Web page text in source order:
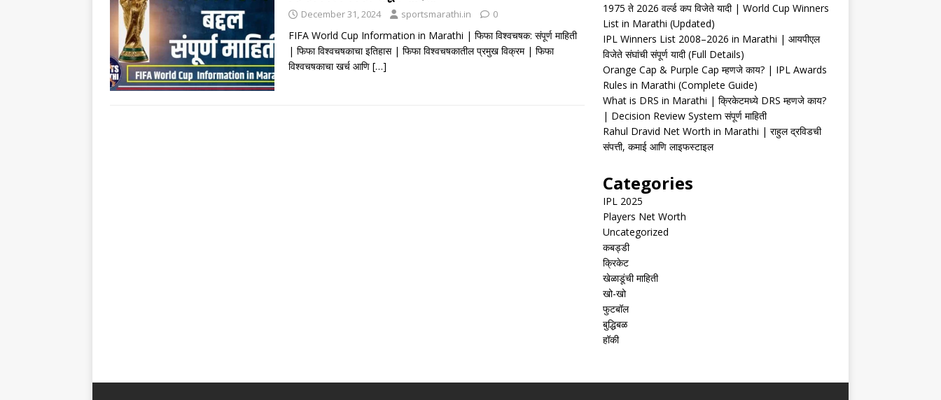
December 31, 2024 sportsmarathi.in 0
FIFA World Cup Information in Marathi | फिफा विश्वचषक: संपूर्ण माहिती
| फिफा विश्वचषकाचा इतिहास | फिफा विश्वचषकातील प्रमुख विक्रम | फिफा
विश्वचषकाचा खर्च आणि […]
1975 ते 2026 वर्ल्ड कप विजेते यादी | World Cup Winners
List in Marathi (Updated)
IPL Winners List 2008–2026 in Marathi | आयपीएल
विजेते संघांची संपूर्ण यादी (Full Details)
Orange Cap & Purple Cap म्हणजे काय? | IPL Awards
Rules in Marathi (Complete Guide)
What is DRS in Marathi | क्रिकेटमध्ये DRS म्हणजे काय?
| Decision Review System संपूर्ण माहिती
Rahul Dravid Net Worth in Marathi | राहुल द्रविडची
संपत्ती, कमाई आणि लाइफस्टाइल
Categories
IPL 2025
Players Net Worth
Uncategorized
कबड्डी
क्रिकेट
खेळाडूंची माहिती
खो-खो
फुटबॉल
बुद्धिबळ
हॉकी